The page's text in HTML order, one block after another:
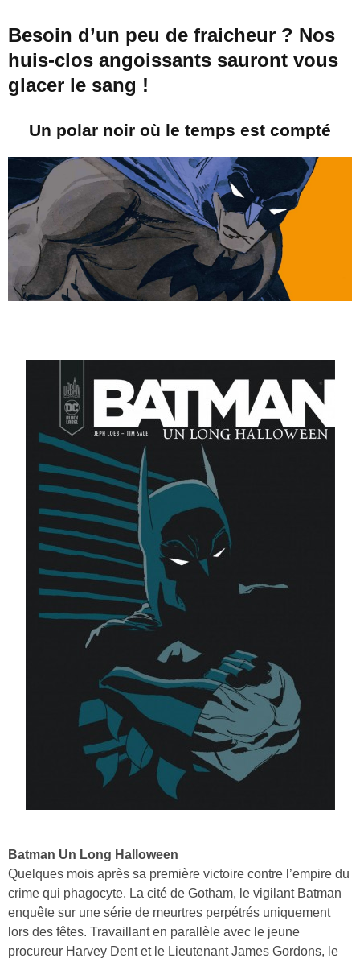
Besoin d’un peu de fraicheur ? Nos
huis-clos angoissants sauront vous
glacer le sang !
Un polar noir où le temps est compté
Batman Un Long Halloween
Quelques mois après sa première victoire contre l’empire du
crime qui phagocyte. La cité de Gotham, le vigilant Batman
enquête sur une série de meurtres perpétrés uniquement
lors des fêtes. Travaillant en parallèle avec le jeune
procureur Harvey Dent et le Lieutenant James Gordons, le